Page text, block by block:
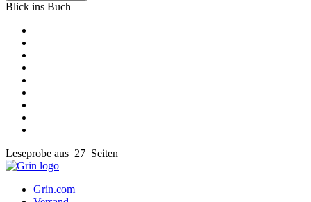
Blick ins Buch
Leseprobe aus 27 Seiten
Grin.com